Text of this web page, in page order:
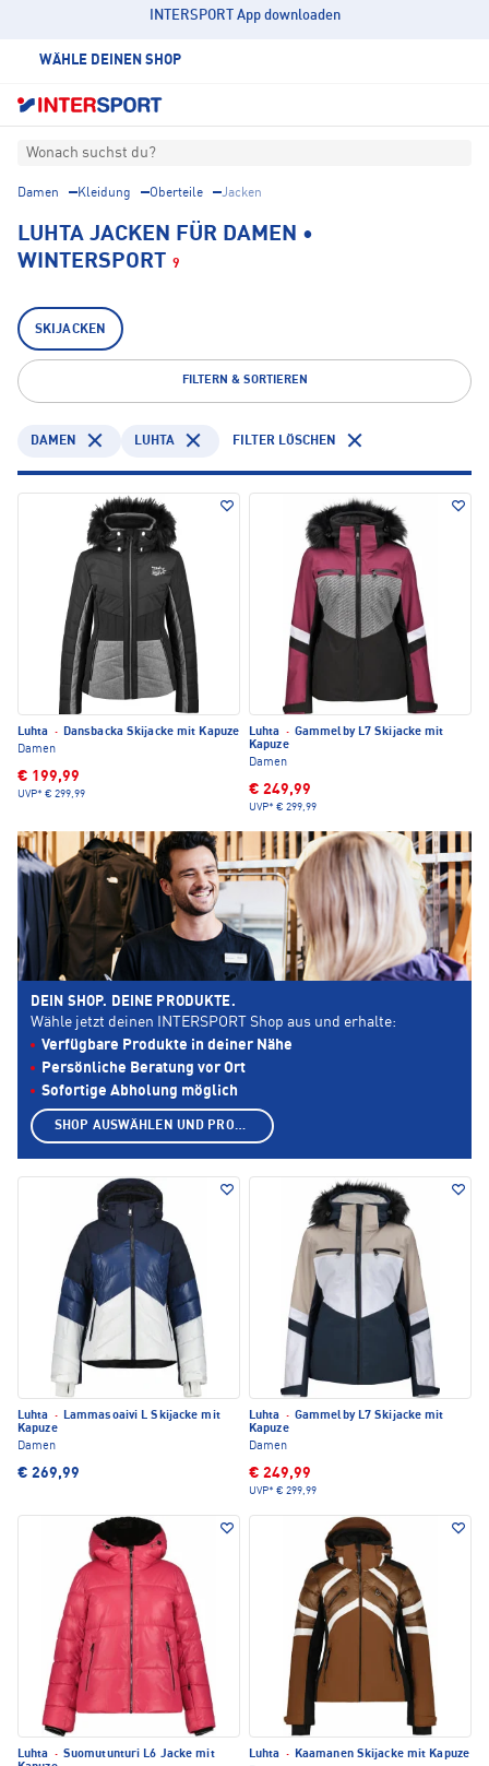
INTERSPORT App downloaden
WÄHLE DEINEN SHOP
Wonach suchst du?
Damen Kleidung Oberteile Jacken
LUHTA JACKEN FÜR DAMEN •
WINTERSPORT
9
SKIJACKEN
FILTERN & SORTIEREN
DAMEN LUHTA FILTER LÖSCHEN
Luhta ·
Dansbacka Skijacke mit Kapuze
Damen
€ 199,99
UVP* € 299,99
Luhta · Gammelby L7 Skijacke mit
Kapuze
Damen
€ 249,99
UVP* € 299,99
Luhta · Lammasoaivi L Skijacke mit
Kapuze
Damen
€ 269,99
Luhta · Gammelby L7 Skijacke mit
Kapuze
Damen
€ 249,99
UVP* € 299,99
Luhta · Suomutunturi L6 Jacke mit
Luhta · Kaamanen Skijacke mit Kapuze
DEIN SHOP. DEINE PRODUKTE.
Wähle jetzt deinen INTERSPORT Shop aus und erhalte:
Verfügbare Produkte in deiner Nähe
Persönliche Beratung vor Ort
Sofortige Abholung möglich
SHOP AUSWÄHLEN UND PRODUKTE ANZEIGEN